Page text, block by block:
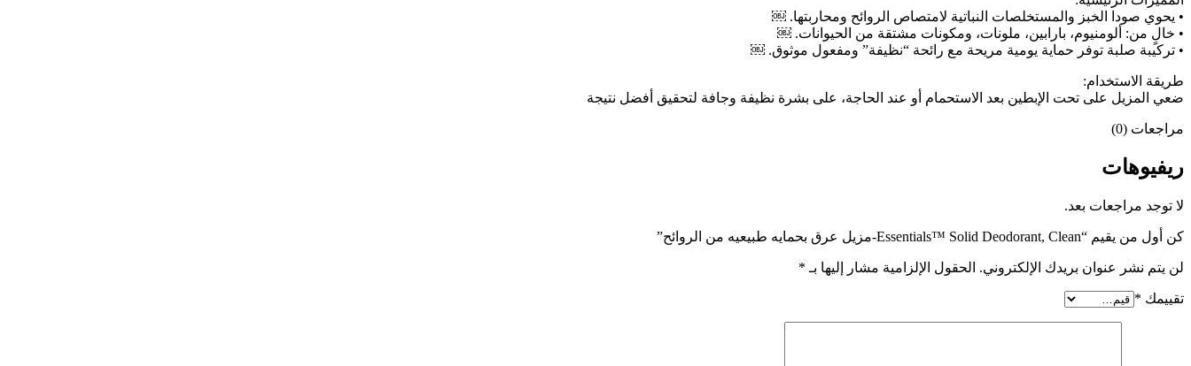
• يحوي صودا الخبز والمستخلصات النباتية لامتصاص الروائح ومحاربتها. ￼
• خالٍ من: ألومنيوم، بارابين، ملونات، ومكونات مشتقة من الحيوانات. ￼
• تركيبة صلبة توفر حماية يومية مريحة مع رائحة “نظيفة” ومفعول موثوق. ￼
طريقة الاستخدام:
ضعي المزيل على تحت الإبطين بعد الاستحمام أو عند الحاجة، على بشرة نظيفة وجافة لتحقيق أفضل نتيجة
مراجعات (0)
ريفيوهات
لا توجد مراجعات بعد.
كن أول من يقيم “Essentials™ Solid Deodorant, Clean-مزيل عرق بحمايه طبيعيه من الروائح”
لن يتم نشر عنوان بريدك الإلكتروني. الحقول الإلزامية مشار إليها بـ *
تقييمك *